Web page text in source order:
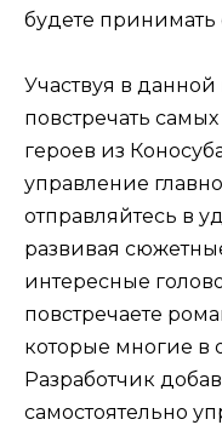
будете
Участвуя в
повстречать
героев из
управление
отправляйтесь в
развивая
интересные
повстречаете
которые многие в
Разработчик
самостоятельно